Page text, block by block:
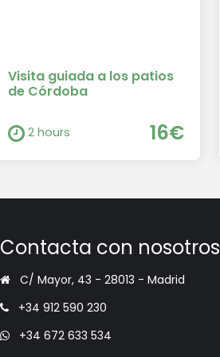
Visita guiada a los patios
de Córdoba
2 hours 16€
Contacta con nosotros
C/ Mayor, 43 - 28013 - Madrid
+34 912 590 230
+34 672 633 534